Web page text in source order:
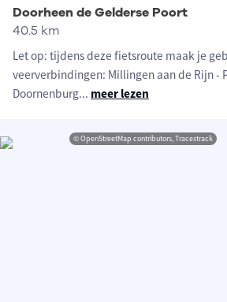
Doorheen de Gelderse Poort
40.5 km
Let op: tijdens deze fietsroute maak je
veerverbindingen: Millingen aan de Rijn -
Doornenburg... meer lezen
© OpenStreetMap contributors, Tracestrack